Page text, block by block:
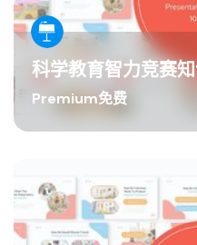
Premium免费